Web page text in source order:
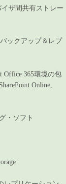
イザ間共有ストレー
ックアップ＆レプ
Office 365環境の包
Online,
・ソフト